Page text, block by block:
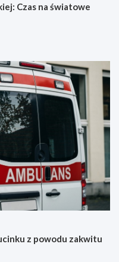
Czas na światowe
z powodu zakwitu